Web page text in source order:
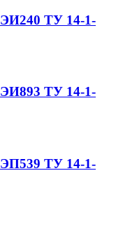
ЭИ240 ТУ 14-1-
ЭИ893 ТУ 14-1-
ЭП539 ТУ 14-1-